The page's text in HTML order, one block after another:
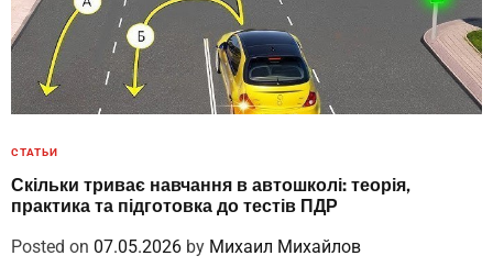
СТАТЬИ
Скільки триває навчання в автошколі: теорія,
практика та підготовка до тестів ПДР
Posted on 07.05.2026 by Михаил Михайлов